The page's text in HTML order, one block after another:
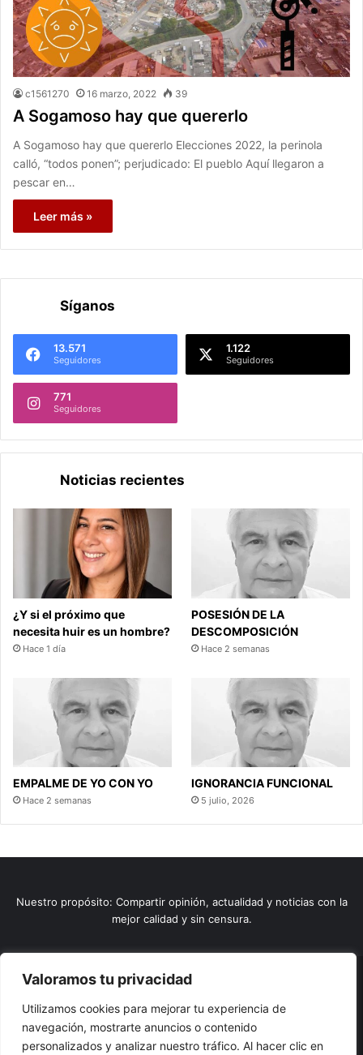
Valoramos tu privacidad
Utilizamos cookies para mejorar tu experiencia de
navegación, mostrarte anuncios o contenido
personalizados y analizar nuestro tráfico. Al hacer clic en
c1561270 16 marzo, 2022 39
A Sogamoso hay que quererlo
A Sogamoso hay que quererlo Elecciones 2022, la perinola
calló, “todos ponen”; perjudicado: El pueblo Aquí llegaron a
pescar en…
Leer más »
Síganos
13.571
Seguidores
1.122
Seguidores
771
Seguidores
Noticias recientes
¿Y si el próximo que
necesita huir es un hombre?
Hace 1 día
POSESIÓN DE LA
DESCOMPOSICIÓN
Hace 2 semanas
EMPALME DE YO CON YO
Hace 2 semanas
IGNORANCIA FUNCIONAL
5 julio, 2026
Nuestro propósito: Compartir opinión, actualidad y noticias con la
mejor calidad y sin censura.
© Copyright 2026, Todos los derechos reservados |
SAS BICNit 901228106
Home
Actualidad